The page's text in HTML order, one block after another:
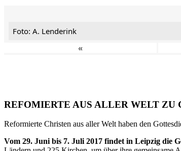
Foto: A. Lenderink
«
REFOMIERTE AUS ALLER WELT ZU
Reformierte Christen aus aller Welt haben den
Vom 29. Juni bis 7. Juli 2017 findet in Leipzig die